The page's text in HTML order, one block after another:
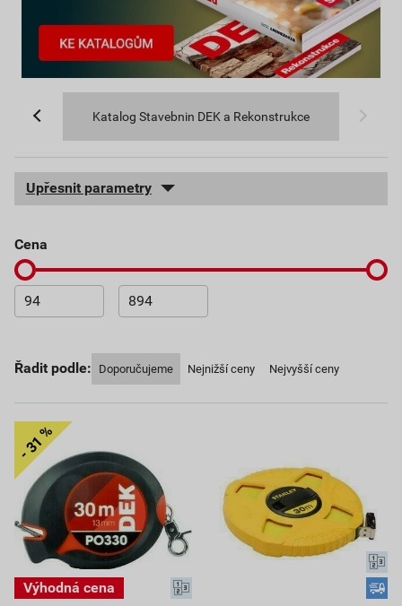
Katalog Stavebnin DEK a Rekonstrukce
Upřesnit parametry
cena
Řadit podle: Doporučujeme Nejnižší ceny Nejvyšší ceny